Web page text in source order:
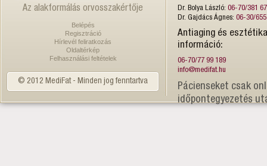
Az alakformálás orvosszakértője
Belépés
Regisztráció
Hírlevél feliratkozás
Oldaltérkép
Felhasználási feltételek
© 2012 MediFat - Minden jog fenntartva
Dr. Bolya László: 06-70/381
Dr. Gajdács Ágnes: 06-30/
Antiaging és
információ:
06-70/77 99 189
info@medifat.hu
Pácienseket csak
időpontegyezetés